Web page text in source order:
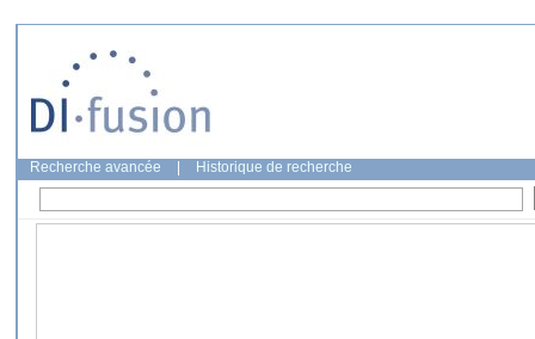
Recherche avancée Historique de recherche